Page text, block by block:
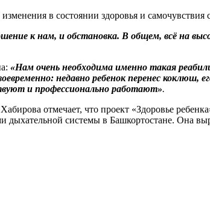
в состоянии здоровья и самочувствия
к нам, и обстановка. В общем, всё на
«Нам очень необходима именно такая
недавно ребенок перенес коклюш,
и профессионально работают».
отмечает, что проект «Здоровье
системы в Башкортостане. Она